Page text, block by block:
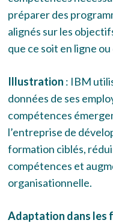
préparer des
alignés sur les
que ce soit en ligne
Illustration : IBM
données de ses
compétences
l’entreprise de
formation ciblés,
compétences et
organisationnelle.
Adaptation dans les